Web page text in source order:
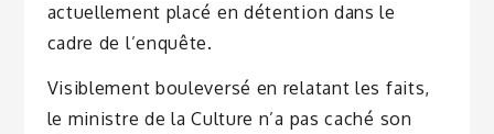
actuellement placé en détention dans le
cadre de l’enquête.
Visiblement bouleversé en relatant les faits,
le ministre de la Culture n’a pas caché son